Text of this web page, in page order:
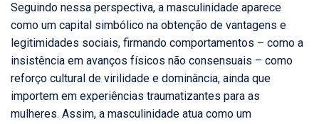
Seguindo nessa perspectiva, a masculinidade aparece
como um capital simbólico na obtenção de vantagens e
legitimidades sociais, firmando comportamentos – como a
insistência em avanços físicos não consensuais – como
reforço cultural de virilidade e dominância, ainda que
importem em experiências traumatizantes para as
mulheres. Assim, a masculinidade atua como um